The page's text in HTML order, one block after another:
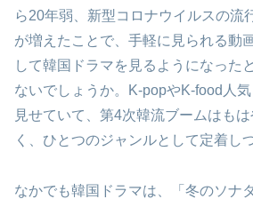
ら20年弱、新型コロナウイルスの流
が増えたことで、手軽に見られる動
して韓国ドラマを見るようになった
ないでしょうか。K-popやK-food人
見せていて、第4次韓流ブームはも
く、ひとつのジャンルとして定着し
なかでも韓国ドラマは、「冬のソナ